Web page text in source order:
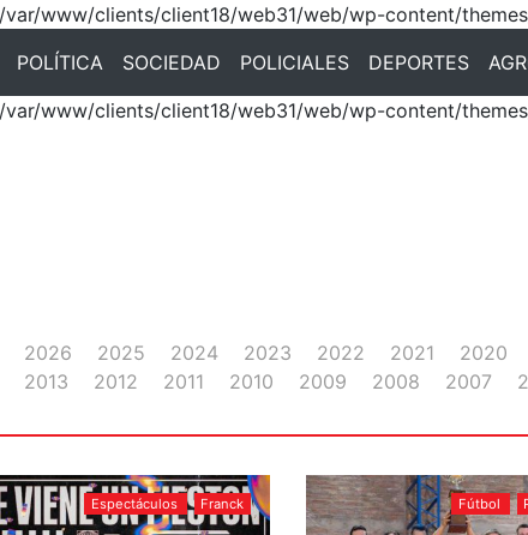
www/clients/client18/web31/web/wp-content/
POLÍTICA SOCIEDAD POLICIALES DEPORTES
www/clients/client18/web31/web/wp-content/
2026 2025 2024 2023 2022 2021 2020
2013
2012 2011 2010 2009 2008 2007
Espectáculos Franck Fútbol